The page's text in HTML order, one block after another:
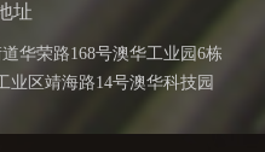
址
华荣路168号澳华工业园6栋
业区靖海路14号澳华科技园